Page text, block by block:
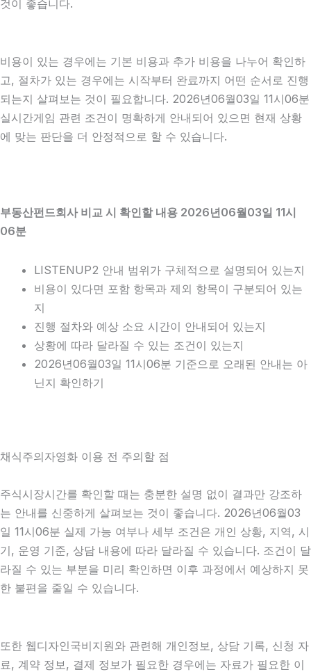
것이 좋습니다.
비용이 있는 경우에는 기본 비용과 추가 비용을 나누어 확인하
고, 절차가 있는 경우에는 시작부터 완료까지 어떤 순서로 진행
되는지 살펴보는 것이 필요합니다. 2026년06월03일 11시06분
실시간게임 관련 조건이 명확하게 안내되어 있으면 현재 상황
에 맞는 판단을 더 안정적으로 할 수 있습니다.
부동산펀드회사 비교 시 확인할 내용 2026년06월03일 11시
06분
LISTENUP2 안내 범위가 구체적으로 설명되어 있는지
비용이 있다면 포함 항목과 제외 항목이 구분되어 있는
지
진행 절차와 예상 소요 시간이 안내되어 있는지
상황에 따라 달라질 수 있는 조건이 있는지
2026년06월03일 11시06분 기준으로 오래된 안내는 아
닌지 확인하기
채식주의자영화 이용 전 주의할 점
주식시장시간를 확인할 때는 충분한 설명 없이 결과만 강조하
는 안내를 신중하게 살펴보는 것이 좋습니다. 2026년06월03
일 11시06분 실제 가능 여부나 세부 조건은 개인 상황, 지역, 시
기, 운영 기준, 상담 내용에 따라 달라질 수 있습니다. 조건이 달
라질 수 있는 부분을 미리 확인하면 이후 과정에서 예상하지 못
한 불편을 줄일 수 있습니다.
또한 웹디자인국비지원와 관련해 개인정보, 상담 기록, 신청 자
료, 계약 정보, 결제 정보가 필요한 경우에는 자료가 필요한 이